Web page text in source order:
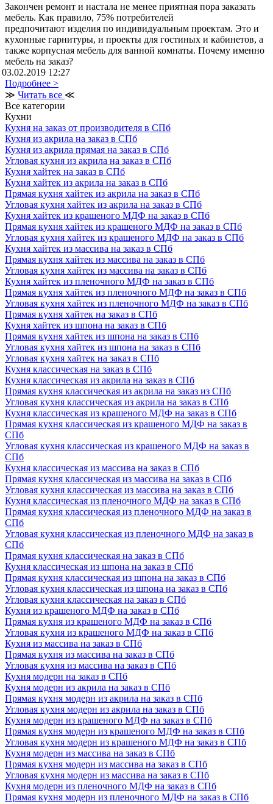
Закончен ремонт и настала не менее приятная пора заказать
мебель. Как правило, 75% потребителей
предпочитают изделия по индивидуальным проектам. Это и
кухонные гарнитуры, и проекты для гостиных и кабинетов, а
также корпусная мебель для ванной комнаты. Почему именно
мебель на заказ?
03.02.2019 12:27
Подробнее >
≫ Читать все ≪
Все категории
Кухни
Кухня на заказ от производителя в СПб
Кухня из акрила на заказ в СПб
Кухня из акрила прямая на заказ в СПб
Угловая кухня из акрила на заказ в СПб
Кухня хайтек на заказ в СПб
Кухня хайтек из акрила на заказ в СПб
Прямая кухня хайтек из акрила на заказ в СПб
Угловая кухня хайтек из акрила на заказ в СПб
Кухня хайтек из крашеного МДФ на заказ в СПб
Прямая кухня хайтек из крашеного МДФ на заказ в СПб
Угловая кухня хайтек из крашеного МДФ на заказ в СПб
Кухня хайтек из массива на заказ в СПб
Прямая кухня хайтек из массива на заказ в СПб
Угловая кухня хайтек из массива на заказ в СПб
Кухня хайтек из пленочного МДФ на заказ в СПб
Прямая кухня хайтек из пленочного МДФ на заказ в СПб
Угловая кухня хайтек из пленочного МДФ на заказ в СПб
Прямая кухня хайтек на заказ в СПб
Кухня хайтек из шпона на заказ в СПб
Прямая кухня хайтек из шпона на заказ в СПб
Угловая кухня хайтек из шпона на заказ в СПб
Угловая кухня хайтек на заказ в СПб
Кухня классическая на заказ в СПб
Кухня классическая из акрила на заказ в СПб
Прямая кухня классическая из акрила на заказ из СПб
Угловая кухня классическая из акрила на заказ в СПб
Кухня классическая из крашеного МДФ на заказ в СПб
Прямая кухня классическая из крашеного МДФ на заказ в
СПб
Угловая кухня классическая из крашеного МДФ на заказ в
СПб
Кухня классическая из массива на заказ в СПб
Прямая кухня классическая из массива на заказ в СПб
Угловая кухня классическая из массива на заказ в СПб
Кухня классическая из пленочного МДФ на заказ в СПб
Прямая кухня классическая из пленочного МДФ на заказ в
СПб
Угловая кухня классическая из пленочного МДФ на заказ в
СПб
Прямая кухня классическая на заказ в СПб
Кухня классическая из шпона на заказ в СПб
Прямая кухня классическая из шпона на заказ в СПб
Угловая кухня классическая из шпона на заказ в СПб
Угловая кухня классическая на заказ в СПб
Кухня из крашеного МДФ на заказ в СПб
Прямая кухня из крашеного МДФ на заказ в СПб
Угловая кухня из крашеного МДФ на заказ в СПб
Кухня из массива на заказ в СПб
Прямая кухня из массива на заказ в СПб
Угловая кухня из массива на заказ в СПб
Кухня модерн на заказ в СПб
Кухня модерн из акрила на заказ в СПб
Прямая кухня модерн из акрила на заказ в СПб
Угловая кухня модерн из акрила на заказ в СПб
Кухня модерн из крашеного МДФ на заказ в СПб
Прямая кухня модерн из крашеного МДФ на заказ в СПб
Угловая кухня модерн из крашеного МДФ на заказ в СПб
Кухня модерн из массива на заказ в СПб
Прямая кухня модерн из массива на заказ в СПб
Угловая кухня модерн из массива на заказ в СПб
Кухня модерн из пленочного МДФ на заказ в СПб
Прямая кухня модерн из пленочного МДФ на заказ в СПб